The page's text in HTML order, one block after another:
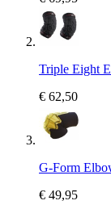
Triple Eight
€ 62,50
G-Form
€ 49,95